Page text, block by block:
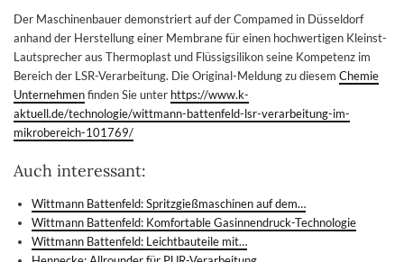
Der Maschinenbauer demonstriert auf der Compamed in Düsseldorf
anhand der Herstellung einer Membrane für einen hochwertigen Kleinst-
Lautsprecher aus Thermoplast und Flüssigsilikon seine Kompetenz im
Bereich der LSR-Verarbeitung. Die Original-Meldung zu diesem Chemie
Unternehmenfinden Sie unter https://www.k-
aktuell.de/technologie/wittmann-battenfeld-lsr-verarbeitung-im-
mikrobereich-101769/
Auch interessant:
Wittmann Battenfeld: Spritzgießmaschinen auf dem…
Wittmann Battenfeld: Komfortable Gasinnendruck-Technologie
Wittmann Battenfeld: Leichtbauteile mit…